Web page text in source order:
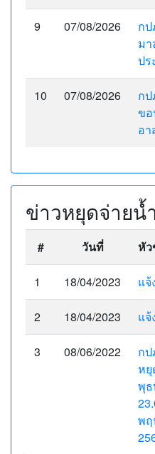
9 07/08/2026
กป
ม
ปร
10 07/08/2026
ก
ขอ
อา
ข่าวหยุดจ่ายน้ำ
# วันที่ หั
1 18/04/2023 แจ้
2 18/04/2023 แจ้
3 08/06/2022
ก
หยุ
พุธ
พ